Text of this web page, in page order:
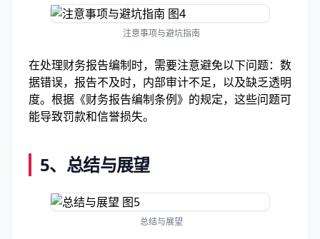
注意事项与避坑指南
在处理财务报告编制时，需要注意避免以下问题：数
据错误，报告不及时，内部审计不足，以及缺乏透明
度。根据《财务报告编制条例》的规定，这些问题可
能导致罚款和信誉损失。
5、 总结与展望
总结与展望